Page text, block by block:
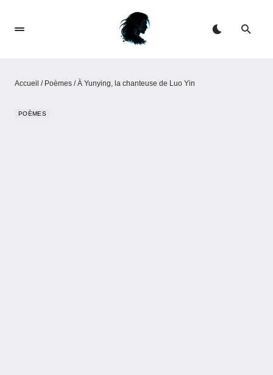
Accueil / Poèmes /À Yunying, la chanteuse de Luo Yin
POÈMES